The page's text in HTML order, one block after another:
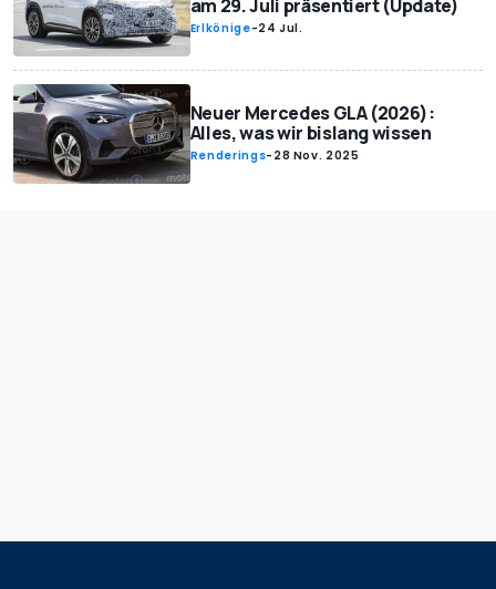
am 29. Juli präsentiert (Update)
Erlkönige-24 Jul.
Neuer Mercedes GLA (2026):
Alles, was wir bislang wissen
Renderings- 28 Nov. 2025